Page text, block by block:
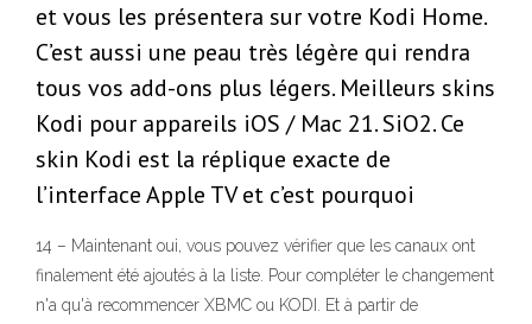
et vous les présentera sur votre Kodi Home.
C’est aussi une peau très légère qui rendra
tous vos add-ons plus légers. Meilleurs skins
Kodi pour appareils iOS / Mac 21. SiO2. Ce
skin Kodi est la réplique exacte de
l’interface Apple TV et c’est pourquoi
14 – Maintenant oui, vous pouvez vérifier que les canaux ont
finalement été ajoutés à la liste. Pour compléter le changement
n'a qu'à recommencer XBMC ou KODI. Et à partir de